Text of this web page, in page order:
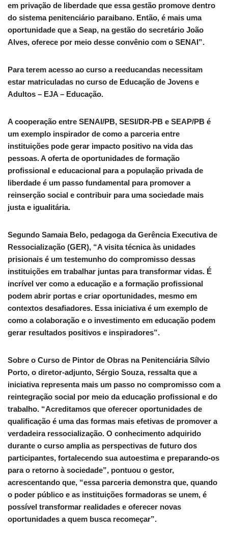
em privação de liberdade que essa gestão promove dentro
do sistema penitenciário paraibano. Então, é mais uma
oportunidade que a Seap, na gestão do secretário João
Alves, oferece por meio desse convênio com o SENAI”.
Para terem acesso ao curso a reeducandas necessitam
estar matriculadas no curso de Educação de Jovens e
Adultos – EJA – Educação.
A cooperação entre SENAI/PB, SESI/DR-PB e SEAP/PB é
um exemplo inspirador de como a parceria entre
instituições pode gerar impacto positivo na vida das
pessoas. A oferta de oportunidades de formação
profissional e educacional para a população privada de
liberdade é um passo fundamental para promover a
reinserção social e contribuir para uma sociedade mais
justa e igualitária.
Segundo Samaia Belo, pedagoga da Gerência Executiva de
Ressocialização (GER), “A visita técnica às unidades
prisionais é um testemunho do compromisso dessas
instituições em trabalhar juntas para transformar vidas. É
incrível ver como a educação e a formação profissional
podem abrir portas e criar oportunidades, mesmo em
contextos desafiadores. Essa iniciativa é um exemplo de
como a colaboração e o investimento em educação podem
gerar resultados positivos e inspiradores”.
Sobre o Curso de Pintor de Obras na Penitenciária Sílvio
Porto, o diretor-adjunto, Sérgio Souza, ressalta que a
iniciativa representa mais um passo no compromisso com a
reintegração social por meio da educação profissional e do
trabalho. “Acreditamos que oferecer oportunidades de
qualificação é uma das formas mais efetivas de promover a
verdadeira ressocialização. O conhecimento adquirido
durante o curso amplia as perspectivas de futuro dos
participantes, fortalecendo sua autoestima e preparando-os
para o retorno à sociedade”, pontuou o gestor,
acrescentando que, “essa parceria demonstra que, quando
o poder público e as instituições formadoras se unem, é
possível transformar realidades e oferecer novas
oportunidades a quem busca recomeçar”.